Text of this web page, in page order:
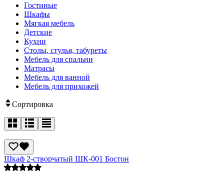
Гостиные
Шкафы
Мягкая мебель
Детские
Кухни
Столы, стулья, табуреты
Мебель для спальни
Матрасы
Мебель для ванной
Мебель для прихожей
Сортировка
Шкаф 2-створчатый ШК-001 Бостон